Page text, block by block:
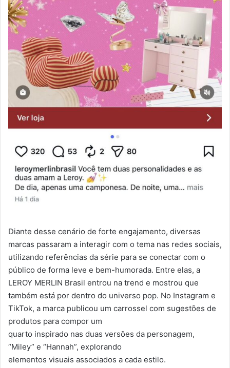
Diante desse cenário de forte engajamento, diversas
marcas passaram a interagir com o tema nas redes sociais,
utilizando referências da série para se conectar com o
público de forma leve e bem-humorada. Entre elas, a
LEROY MERLIN Brasil entrou na trend e mostrou que
também está por dentro do universo pop. No Instagram e
TikTok, a marca publicou um carrossel com sugestões de
produtos para compor um
quarto inspirado nas duas versões da personagem,
“Miley” e “Hannah”, explorando
elementos visuais associados a cada estilo.